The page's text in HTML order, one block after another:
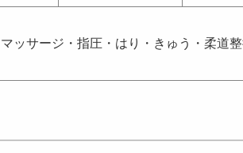
ッサージ・指圧・はり・きゅう・柔道